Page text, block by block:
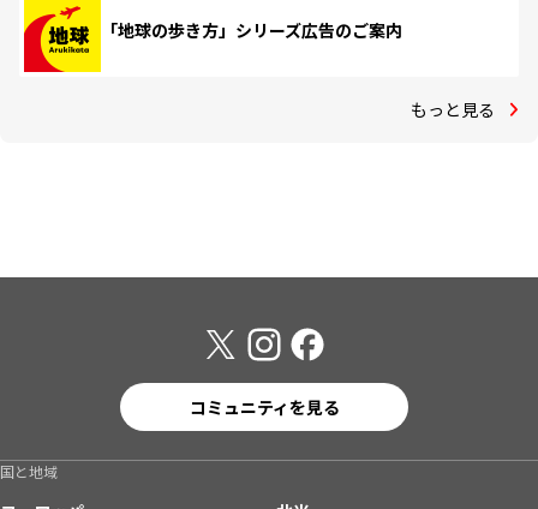
「地球の歩き方」シリーズ広告のご案内
もっと見る
コミュニティを見る
国と地域